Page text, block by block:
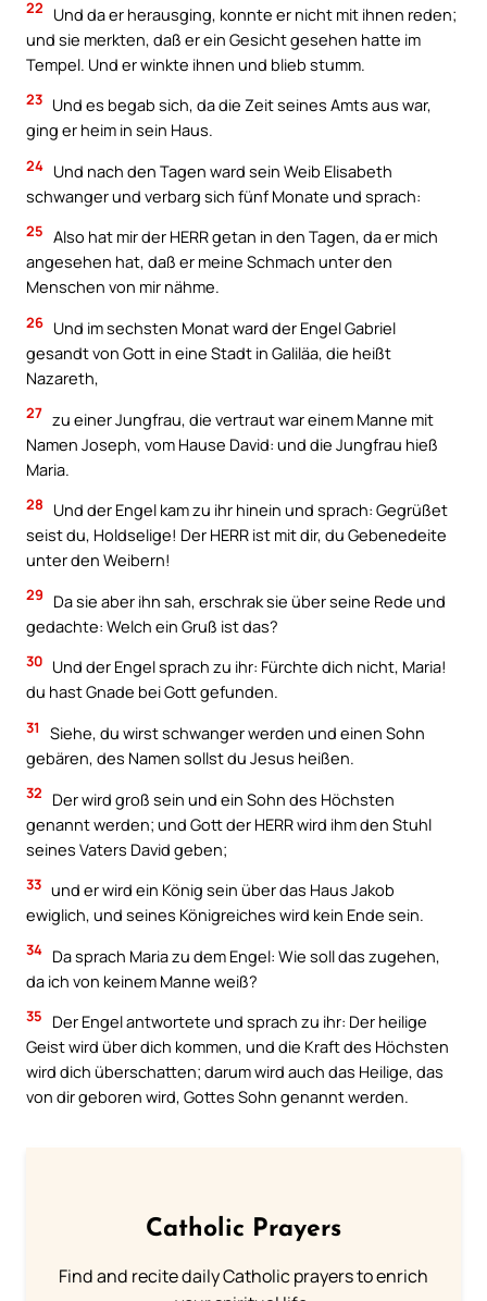
22
Und da er herausging, konnte er nicht mit ihnen reden;
und sie merkten, daß er ein Gesicht gesehen hatte im
Tempel. Und er winkte ihnen und blieb stumm.
23 Und es begab sich, da die Zeit seines Amts aus war,
ging er heim in sein Haus.
24 Und nach den Tagen ward sein Weib Elisabeth
schwanger und verbarg sich fünf Monate und sprach:
25 Also hat mir der HERR getan in den Tagen, da er mich
angesehen hat, daß er meine Schmach unter den
Menschen von mir nähme.
26 Und im sechsten Monat ward der Engel Gabriel
gesandt von Gott in eine Stadt in Galiläa, die heißt
Nazareth,
27 zu einer Jungfrau, die vertraut war einem Manne mit
Namen Joseph, vom Hause David: und die Jungfrau hieß
Maria.
28
Und der Engel kam zu ihr hinein und sprach: Gegrüßet
seist du, Holdselige! Der HERR ist mit dir, du Gebenedeite
unter den Weibern!
29
Da sie aber ihn sah, erschrak sie über seine Rede und
gedachte: Welch ein Gruß ist das?
30 Und der Engel sprach zu ihr: Fürchte dich nicht, Maria!
du hast Gnade bei Gott gefunden.
31
Siehe, du wirst schwanger werden und einen Sohn
gebären, des Namen sollst du Jesus heißen.
32
Der wird groß sein und ein Sohn des Höchsten
genannt werden; und Gott der HERR wird ihm den Stuhl
seines Vaters David geben;
33 und er wird ein König sein über das Haus Jakob
ewiglich, und seines Königreiches wird kein Ende sein.
34 Da sprach Maria zu dem Engel: Wie soll das zugehen,
da ich von keinem Manne weiß?
35
Der Engel antwortete und sprach zu ihr: Der heilige
Geist wird über dich kommen, und die Kraft des Höchsten
wird dich überschatten; darum wird auch das Heilige, das
von dir geboren wird, Gottes Sohn genannt werden.
Catholic Prayers
Find and recite daily Catholic prayers to enrich